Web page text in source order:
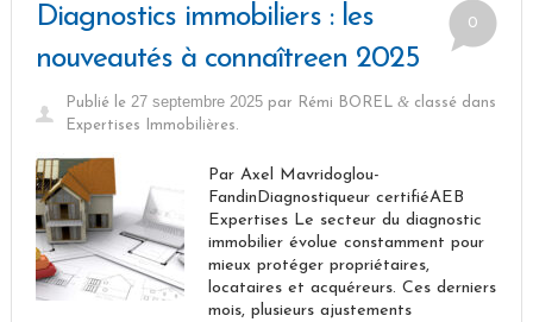
0
Diagnostics immobiliers : les
nouveautés à connaîtreen 2025
Publié le 27 septembre 2025par Rémi BOREL &classé dans
Expertises Immobilières.
Par Axel Mavridoglou-
FandinDiagnostiqueur certifiéAEB
Expertises Le secteur du diagnostic
immobilier évolue constamment pour
mieux protéger propriétaires,
locataires et acquéreurs. Ces derniers
mois, plusieurs ajustements